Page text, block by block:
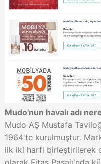
Mudo'nun havalı adı
Mudo AŞ Mustafa
1964'te kurulmuştur.
ilk iki harfi birleştirilerek